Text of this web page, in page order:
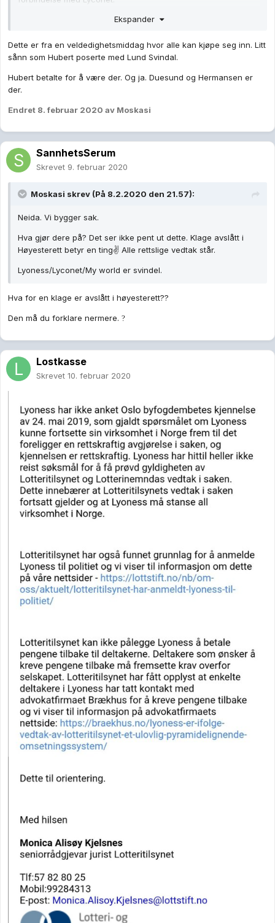
Ekspander
Dette er fra en veldedighetsmiddag hvor alle kan kjøpe seg inn. Litt
sånn som Hubert poserte med Lund Svindal.
Hubert betalte for å være der. Og ja. Duesund og Hermansen er
der.
Endret 8. februar 2020 av Moskasi
SannhetsSerum
Skrevet 9. februar 2020
Moskasi skrev (På 8.2.2020 den 21.57):
Neida. Vi bygger sak.
Hva gjør dere på? Det ser ikke pent ut dette. Klage avslått i
Høyesterett betyr en ting✌ Alle rettslige vedtak står.
Lyoness/Lyconet/My world er svindel.
Hva for en klage er avslått i høyesterett??
Den må du forklare nermere. ?
Lostkasse
Skrevet 10. februar 2020